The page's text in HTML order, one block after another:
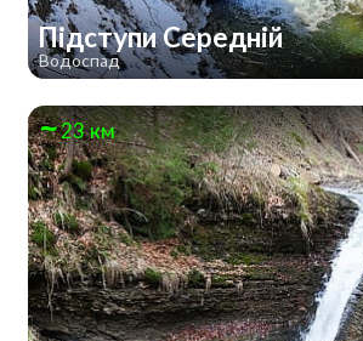
Підступи Середній
Водоспад
23 км